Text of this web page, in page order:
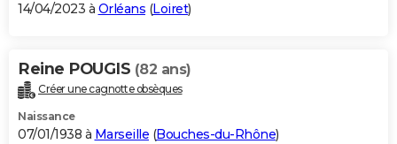
14/04/2023 à Orléans (Loiret)
Reine POUGIS (82 ans)
Créer une cagnotte obsèques
Naissance
07/01/1938 à Marseille (Bouches-du-Rhône)